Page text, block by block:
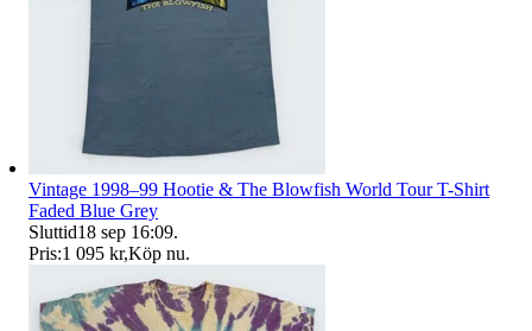
Vintage 1998–99 Hootie & The Blowfish World Tour T-Shirt
Faded Blue Grey
Sluttid18 sep 16:09.
Pris:1 095 kr,Köp nu.